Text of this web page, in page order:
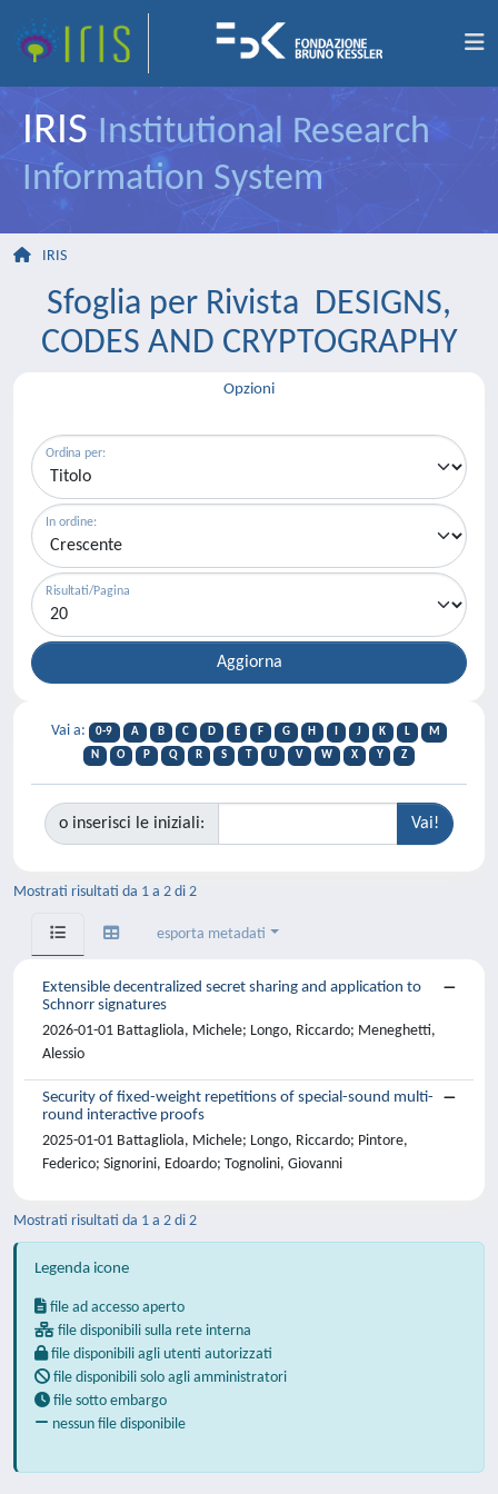
IRIS Institutional Research
Information System
IRIS
Sfoglia per Rivista DESIGNS,
CODES AND CRYPTOGRAPHY
Opzioni
Ordina per:
In ordine:
Risultati/Pagina
Vai a: 0-9 A B C D E F G H J K L
M
N
O P Q R S T U V W X Y Z
o inserisci le iniziali:
Mostrati risultati da 1 a 2 di 2
esporta metadati
Extensible decentralized secret sharing and application to
Schnorr signatures
2026-01-01 Battagliola, Michele; Longo, Riccardo; Meneghetti,
Alessio
Security of fixed-weight repetitions of special-sound multi-
round interactive proofs
2025-01-01 Battagliola, Michele; Longo, Riccardo; Pintore,
Federico; Signorini, Edoardo; Tognolini, Giovanni
Mostrati risultati da 1 a 2 di 2
Legenda icone
file ad accesso aperto
file disponibili sulla rete interna
file disponibili agli utenti autorizzati
file disponibili solo agli amministratori
file sotto embargo
nessun file disponibile